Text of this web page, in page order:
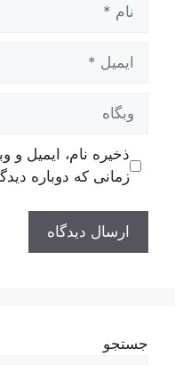
ایمیل
وبگاه
ذخیره نام، ایمیل
زمانی که دوباره
جستجو